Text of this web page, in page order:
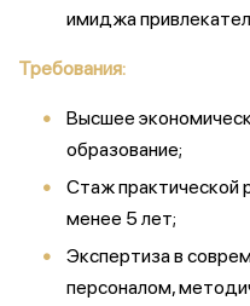
имиджа
Требования:
Высшее
образование;
Стаж практической
менее 5 лет;
Экспертиза в
персоналом,